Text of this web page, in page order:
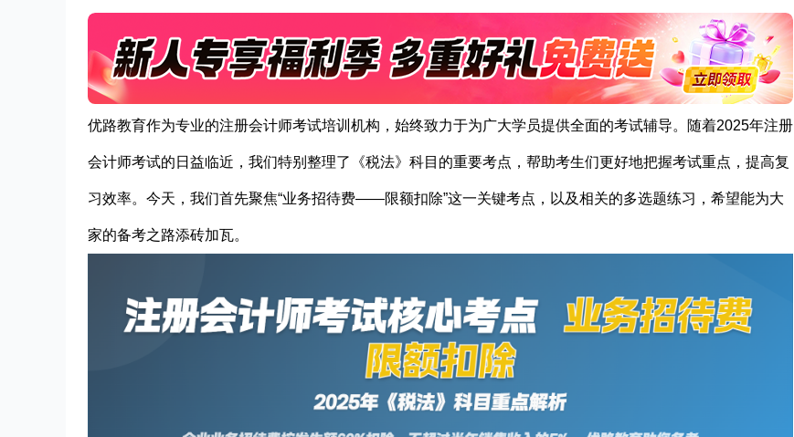
优路教育作为专业的注册会计师考试培训机构，始终致力于为广大学员提供全面的考试辅导。随着2025年注册
会计师考试的日益临近，我们特别整理了《税法》科目的重要考点，帮助考生们更好地把握考试重点，提高复
习效率。今天，我们首先聚焦“业务招待费——限额扣除”这一关键考点，以及相关的多选题练习，希望能为大
家的备考之路添砖加瓦。